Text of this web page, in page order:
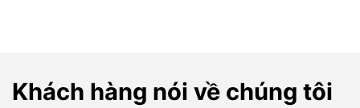
Khách hàng nói về chúng tôi